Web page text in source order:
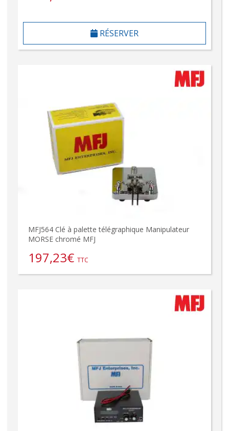
RÉSERVER
MFJ564 Clé à palette télégraphique Manipulateur
MORSE chromé MFJ
197,23€ TTC